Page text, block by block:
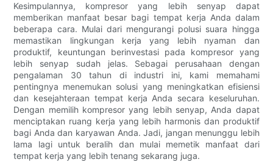
Kesimpulannya, kompresor yang lebih senyap dapat
memberikan manfaat besar bagi tempat kerja Anda dalam
beberapa cara. Mulai dari mengurangi polusi suara hingga
memastikan lingkungan kerja yang lebih nyaman dan
produktif, keuntungan berinvestasi pada kompresor yang
lebih senyap sudah jelas. Sebagai perusahaan dengan
pengalaman 30 tahun di industri ini, kami memahami
pentingnya menemukan solusi yang meningkatkan efisiensi
dan kesejahteraan tempat kerja Anda secara keseluruhan.
Dengan memilih kompresor yang lebih senyap, Anda dapat
menciptakan ruang kerja yang lebih harmonis dan produktif
bagi Anda dan karyawan Anda. Jadi, jangan menunggu lebih
lama lagi untuk beralih dan mulai memetik manfaat dari
tempat kerja yang lebih tenang sekarang juga.